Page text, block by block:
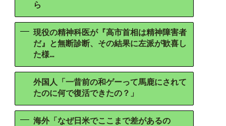
ら
現役の精神科医が『高市首相は精神障害者
だ』と無断診断、その結果に左派が歓喜し
た様...
外国人「一昔前の和ゲーって馬鹿にされて
たのに何で復活できたの？」
海外「なぜ日米でここまで差があるの